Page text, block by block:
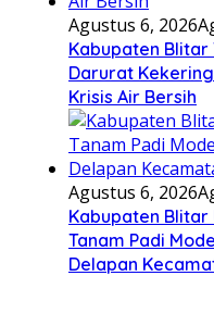
Agustus 6, 2026
Kabupaten Blitar
Darurat
Krisis Air Bersih
Agustus 6, 2026
Kabupaten Blitar
Tanam Padi
Delapan